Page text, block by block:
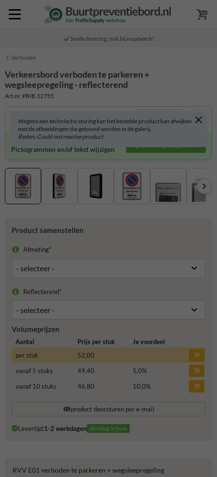
Snelle levering, ook bij maatwerk!
Verboden
Verkeersbord verboden te parkeren +
wegsleepregeling - reflecterend
Art.nr. PBIB.12755
Wegens een technische storing kan het bestelde product kan afwijken
met de afbeeldingen die getoond worden in de galerij.
Reden: Could not resolve product
Bekijk in 3D
Verkeersbord zelf aanpassen?
Pictogrammen en/of tekst wijzigen
Ontwerp aanpassen
Product samenstellen
Afmeting*
Reflecterend*
Volumeprijzen
Aantal Prijs per stuk
Je voordeel
per stuk
52,00
vanaf 5 stuks
49,40 5,0%
vanaf 10 stuks
46,80 10,0%
product doorsturen per e-mail
Levertijd:1-2 werkdagen dinsdag in huis
RVV E01 verboden te parkeren + wegsleepregeling